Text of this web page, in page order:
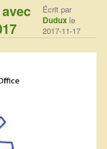
Écrit par
Dudux le
2017-11-17